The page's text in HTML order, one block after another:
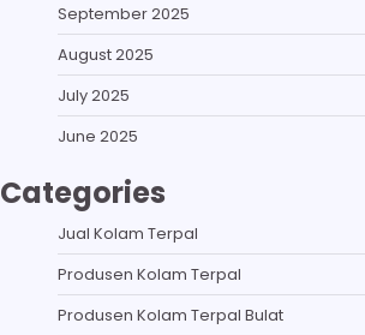
September 2025
August 2025
July 2025
June 2025
Categories
Jual Kolam Terpal
Produsen Kolam Terpal
Produsen Kolam Terpal Bulat